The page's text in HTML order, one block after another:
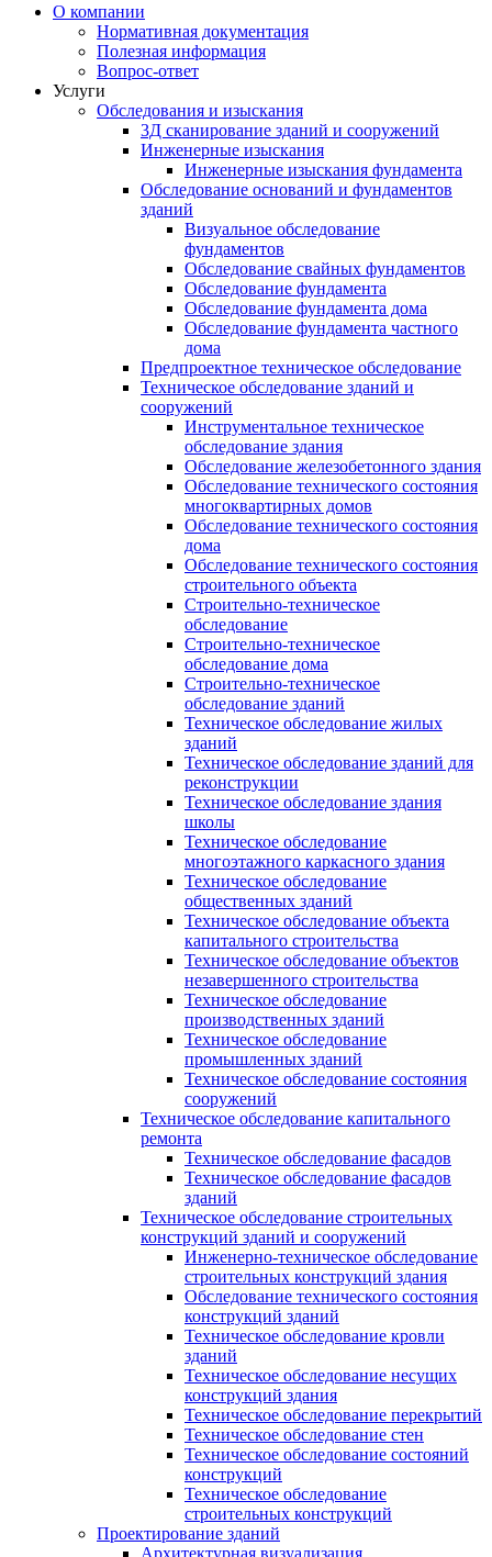
О компании
Нормативная документация
Полезная информация
Вопрос-ответ
Услуги
Обследования и изыскания
3Д сканирование зданий и сооружений
Инженерные изыскания
Инженерные изыскания фундамента
Обследование оснований и фундаментов
зданий
Визуальное обследование
фундаментов
Обследование свайных фундаментов
Обследование фундамента
Обследование фундамента дома
Обследование фундамента частного
дома
Предпроектное техническое обследование
Техническое обследование зданий и
сооружений
Инструментальное техническое
обследование здания
Обследование железобетонного здания
Обследование технического состояния
многоквартирных домов
Обследование технического состояния
дома
Обследование технического состояния
строительного объекта
Строительно-техническое
обследование
Строительно-техническое
обследование дома
Строительно-техническое
обследование зданий
Техническое обследование жилых
зданий
Техническое обследование зданий для
реконструкции
Техническое обследование здания
школы
Техническое обследование
многоэтажного каркасного здания
Техническое обследование
общественных зданий
Техническое обследование объекта
капитального строительства
Техническое обследование объектов
незавершенного строительства
Техническое обследование
производственных зданий
Техническое обследование
промышленных зданий
Техническое обследование состояния
сооружений
Техническое обследование капитального
ремонта
Техническое обследование фасадов
Техническое обследование фасадов
зданий
Техническое обследование строительных
конструкций зданий и сооружений
Инженерно-техническое обследование
строительных конструкций здания
Обследование технического состояния
конструкций зданий
Техническое обследование кровли
зданий
Техническое обследование несущих
конструкций здания
Техническое обследование перекрытий
Техническое обследование стен
Техническое обследование состояний
конструкций
Техническое обследование
строительных конструкций
Проектирование зданий
Архитектурная визуализация